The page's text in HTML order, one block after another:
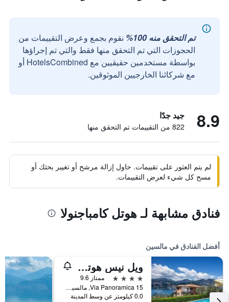
تم التحقق منه 100%
نقوم بجمع وعرض التقييمات من
الحجوزات التي تم التحقق منها فقط والتي تم إجراؤها
بواسطة مستخدمين حقيقيين مع HotelsCombined أو
مع شركائنا الخارجيين الموثوقين.
8.9 جيد جدًا
822 من التقييمات تم التحقق منها
لم يتم العثور على تقييمات. حاول إزالة مرشح أو تغيير بحثك أو
مسح كل شيء لعرض التقييمات.
فنادق مشابهة لـ هوتل كامباجنولا
أفضل الفنادق في مالسين
ويل نيس هوتل كازا باركا - للبالغين فقط
4 نجوم
ممتاز 9.6
Via Panoramica 15, مالسين, فينيتو, إيطاليا
0.0 كيلومتر عن وسط المدينة